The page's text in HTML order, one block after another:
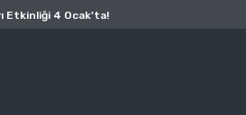
Etkinliği 4 Ocak’ta!